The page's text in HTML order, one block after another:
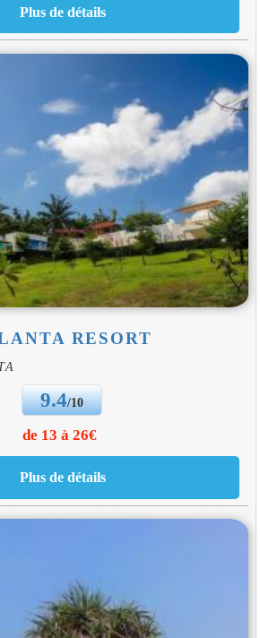
RESORT
9.4/10
de 13 à 26€